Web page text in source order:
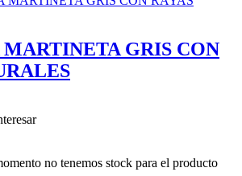
GRIS CON
no tenemos stock para el producto